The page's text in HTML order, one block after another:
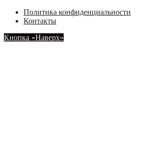
Политика конфиденциальности
Контакты
Кнопка «Наверх»